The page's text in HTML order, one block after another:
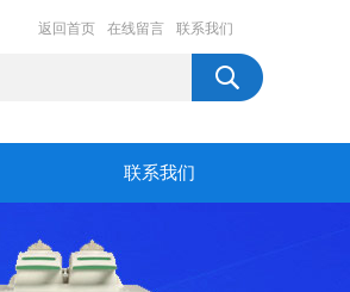
返回首页 在线留言 联系我们
联系我们